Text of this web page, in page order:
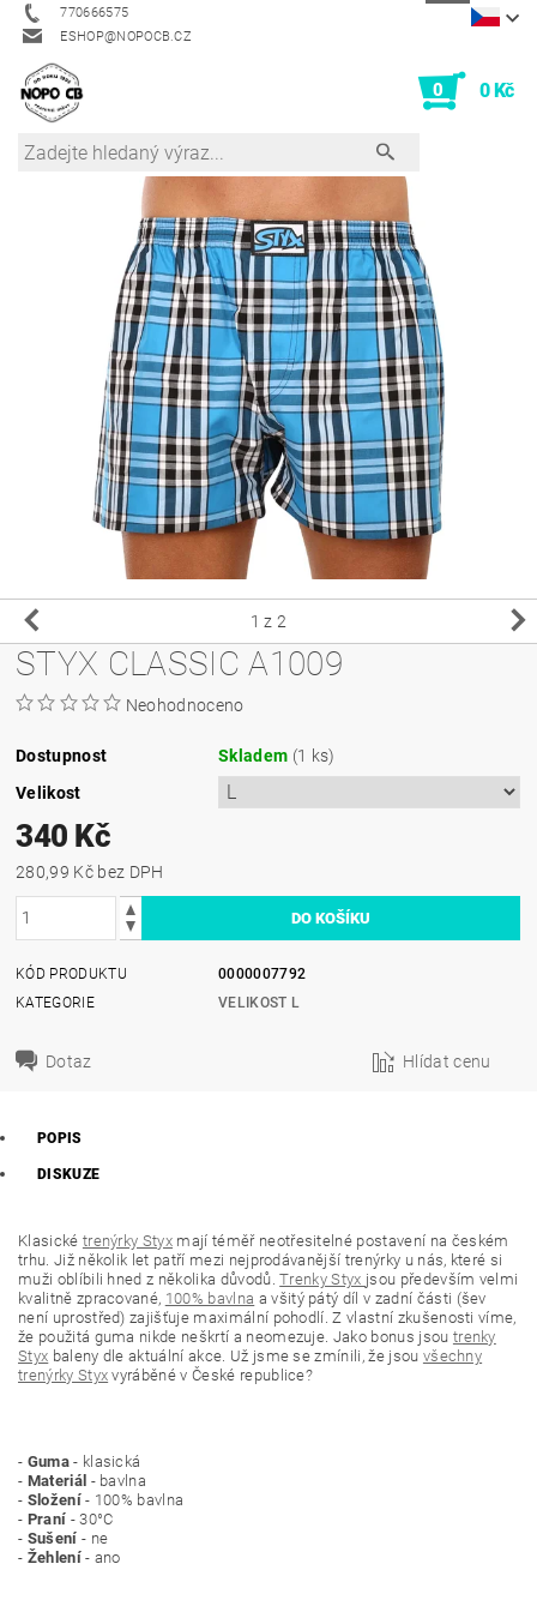
770666575
ESHOP@NOPOCB.CZ
0 0 Kč
1 z 2
STYX CLASSIC A1009
Neohodnoceno
Dostupnost Skladem (1 ks)
Velikost
340 Kč
280,99 Kč bez DPH
KÓD PRODUKTU
0000007792
KATEGORIE
VELIKOST L
Dotaz Hlídat cenu
POPIS
DISKUZE
Klasické trenýrky Styx mají téměř neotřesitelné postavení na českém
trhu. Již několik let patří mezi nejprodávanější trenýrky u nás, které si
muži oblíbili hned z několika důvodů.Trenky Styx jsou především velmi
kvalitně zpracované, 100% bavlna a všitý pátý díl v zadní části (šev
není uprostřed) zajišťuje maximální pohodlí. Z vlastní zkušenosti víme,
že použitá guma nikde neškrtí a neomezuje. Jako bonus jsou trenky
Styx baleny dle aktuální akce. Už jsme se zmínili, že jsou všechny
trenýrky Styx vyráběné v České republice?
- Guma- klasická
- Materiál - bavlna
- Složení- 100% bavlna
- Praní - 30°C
- Sušení - ne
- Žehlení- ano